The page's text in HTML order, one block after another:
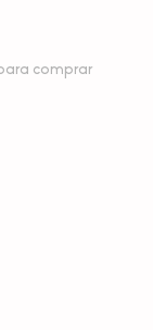
comprar